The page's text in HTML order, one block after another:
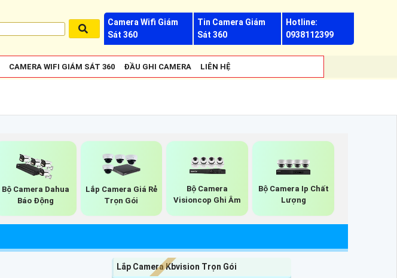
Camera Wifi Giám
Sát 360
Tin Camera Giám
Sát 360
Hotline:
0938112399
CAMERA WIFI GIÁM SÁT 360 ĐẦU GHI CAMERA LIÊN HỆ
Bộ Camera Dahua
Báo Động
Lắp Camera Giá Rẻ
Trọn Gói
Bộ Camera
Visioncop Ghi Âm
Bộ Camera Ip Chất
Lượng
Lắp Camera Kbvision Trọn Gói